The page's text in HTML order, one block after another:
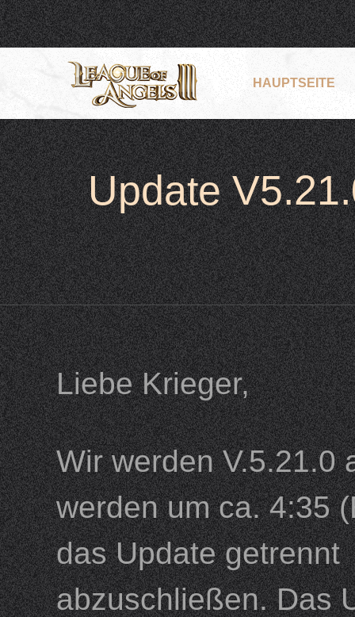
HAUPTSEITE
Update
Liebe Krieger,
Wir werden V.5.21.0
werden um ca. 4:35
das Update
abzuschließen. Das